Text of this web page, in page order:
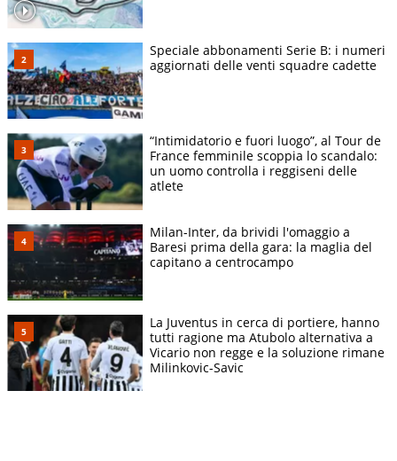
Speciale abbonamenti Serie B: i numeri
aggiornati delle venti squadre cadette
“Intimidatorio e fuori luogo”, al Tour de
France femminile scoppia lo scandalo:
un uomo controlla i reggiseni delle
atlete
Milan-Inter, da brividi l'omaggio a
Baresi prima della gara: la maglia del
capitano a centrocampo
La Juventus in cerca di portiere, hanno
tutti ragione ma Atubolo alternativa a
Vicario non regge e la soluzione rimane
Milinkovic-Savic